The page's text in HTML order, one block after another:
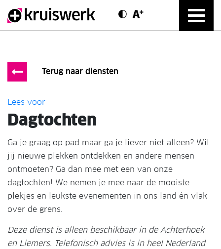
Direct door naar content
Contrast modus
Text vergroten
Terug naar diensten
Lees voor
Dagtochten
Ga je graag op pad maar ga je liever niet alleen? Wil
jij nieuwe plekken ontdekken en andere mensen
ontmoeten? Ga dan mee met een van onze
dagtochten! We nemen je mee naar de mooiste
plekjes en leukste evenementen in ons land én vlak
over de grens.
Deze dienst is alleen beschikbaar in de Achterhoek
en Liemers. Telefonisch advies is in heel Nederland